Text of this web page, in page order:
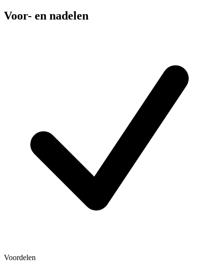
Voor- en nadelen
Voordelen